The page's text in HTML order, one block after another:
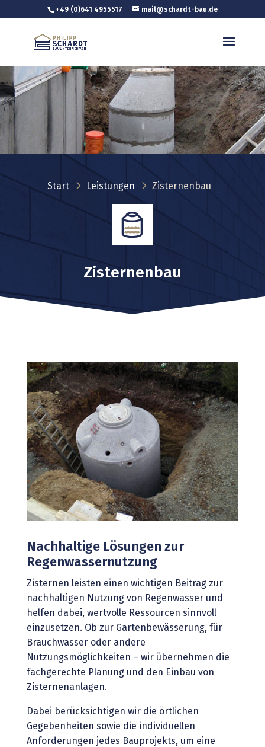
+49 (0)641 4955517 mail@schardt-bau.de
Start 5 Leistungen 5 Zisternenbau
Zisternenbau
Nachhaltige Lösungen zur
Regenwassernutzung
Zisternen leisten einen wichtigen Beitrag zur
nachhaltigen Nutzung von Regenwasser und
helfen dabei, wertvolle Ressourcen sinnvoll
einzusetzen. Ob zur Gartenbewässerung, für
Brauchwasser oder andere
Nutzungsmöglichkeiten – wir übernehmen die
fachgerechte Planung und den Einbau von
Zisternenanlagen.
Dabei berücksichtigen wir die örtlichen
Gegebenheiten sowie die individuellen
Anforderungen jedes Bauprojekts, um eine